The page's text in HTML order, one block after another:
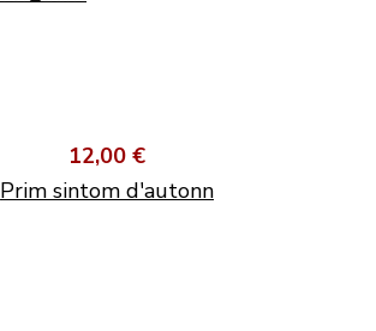
12,00 €
Prim sintom d'autonn